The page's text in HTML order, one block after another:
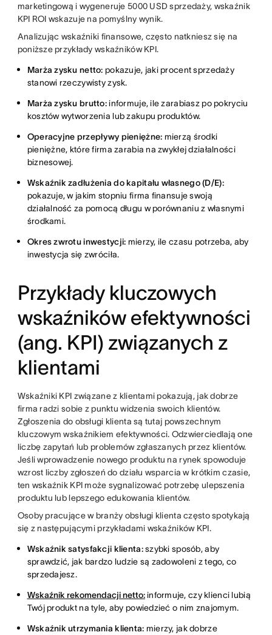
marketingową i wygeneruje 5000 USD sprzedaży, wskaźnik
KPI ROI wskazuje na pomyślny wynik.
Analizując wskaźniki finansowe, często natkniesz się na
poniższe przykłady wskaźników KPI.
Marża zysku netto: pokazuje, jaki procent sprzedaży
stanowi rzeczywisty zysk.
Marża zysku brutto:informuje, ile zarabiasz po pokryciu
kosztów wytworzenia lub zakupu produktów.
Operacyjne przepływy pieniężne: mierzą środki
pieniężne, które firma zarabia na zwykłej działalności
biznesowej.
Wskaźnik zadłużenia do kapitału własnego (D/E):
pokazuje, w jakim stopniu firma finansuje swoją
działalność za pomocą długu w porównaniu z własnymi
środkami.
Okres zwrotu inwestycji: mierzy, ile czasu potrzeba, aby
inwestycja się zwróciła.
Przykłady kluczowych
wskaźników efektywności
(ang. KPI) związanych z
klientami
Wskaźniki KPI związane z klientami pokazują, jak dobrze
firma radzi sobie z punktu widzenia swoich klientów.
Zgłoszenia do obsługi klienta są tutaj powszechnym
kluczowym wskaźnikiem efektywności. Odzwierciedlają one
liczbę zapytań lub problemów zgłaszanych przez klientów.
Jeśli wprowadzenie nowego produktu na rynek spowoduje
wzrost liczby zgłoszeń do działu wsparcia w krótkim czasie,
ten wskaźnik KPI może sygnalizować potrzebę ulepszenia
produktu lub lepszego edukowania klientów.
Osoby pracujące w branży obsługi klienta często spotykają
się z następującymi przykładami wskaźników KPI.
Wskaźnik satysfakcji klienta:szybki sposób, aby
sprawdzić, jak bardzo ludzie są zadowoleni z tego, co
sprzedajesz.
Wskaźnik rekomendacji netto:informuje, czy klienci lubią
Twój produkt na tyle, aby powiedzieć o nim znajomym.
Wskaźnik utrzymania klienta: mierzy, jak dobrze